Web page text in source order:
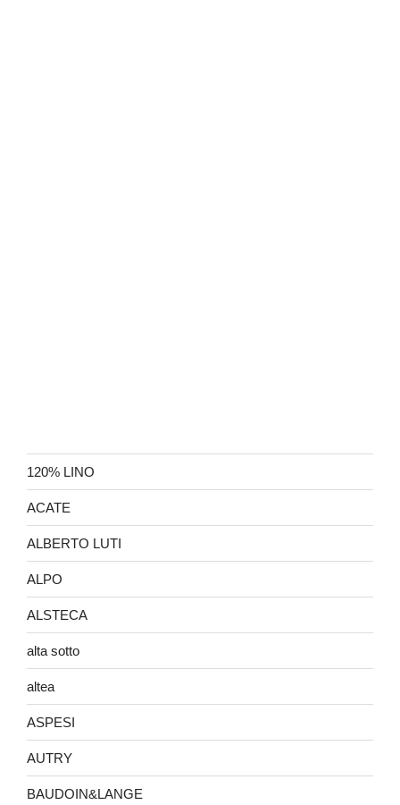
120% LINO
ACATE
ALBERTO LUTI
ALPO
ALSTECA
alta sotto
altea
ASPESI
AUTRY
BAUDOIN&LANGE